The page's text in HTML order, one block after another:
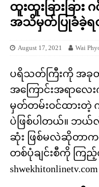
ထူးထူးခြားခြား
အသိမှတ်ပြုခံခဲ့ရတဲ့
August 17, 2021 Wai
ပရိသတ်ကြီးကို အခုတစ်
အကြောင်းအရာလေး
မှတ်တမ်းဝင်ထားတဲ့ ဂ
ပဲဖြစ်ပါတယ်။ ဘယ်
ဆုံး ဖြစ်မလဲဆိုတာ
တစ်ပုံချင်းစီကို ကြည့်
shwekhitonlinetv.com